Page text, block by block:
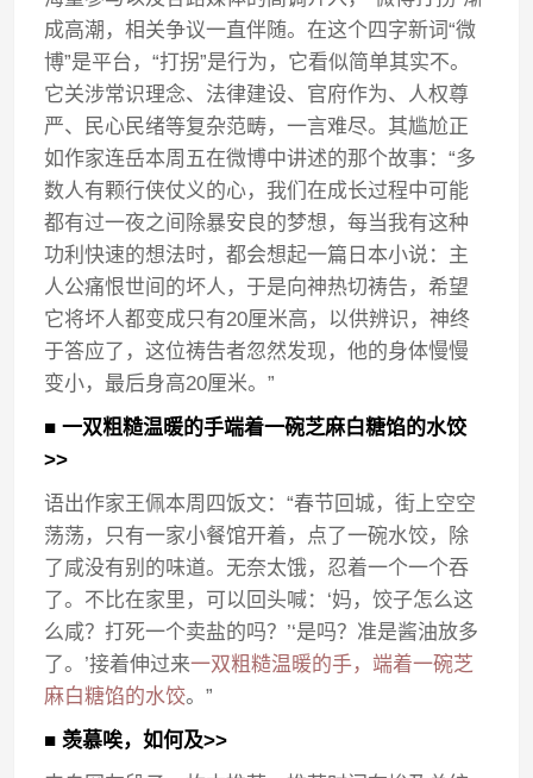
成高潮，相关争议一直伴随。在这个四字新词“微
博”是平台，“打拐”是行为，它看似简单其实不。
它关涉常识理念、法律建设、官府作为、人权尊
严、民心民绪等复杂范畴，一言难尽。其尴尬正
如作家连岳本周五在微博中讲述的那个故事：“多
数人有颗行侠仗义的心，我们在成长过程中可能
都有过一夜之间除暴安良的梦想，每当我有这种
功利快速的想法时，都会想起一篇日本小说：主
人公痛恨世间的坏人，于是向神热切祷告，希望
它将坏人都变成只有20厘米高，以供辨识，神终
于答应了，这位祷告者忽然发现，他的身体慢慢
变小，最后身高20厘米。”
■ 一双粗糙温暖的手端着一碗芝麻白糖馅的水饺
>>
语出作家王佩本周四饭文：“春节回城，街上空空
荡荡，只有一家小餐馆开着，点了一碗水饺，除
了咸没有别的味道。无奈太饿，忍着一个一个吞
了。不比在家里，可以回头喊：‘妈，饺子怎么这
么咸？打死一个卖盐的吗？’‘是吗？准是酱油放多
了。’接着伸过来一双粗糙温暖的手，端着一碗芝
麻白糖馅的水饺。”
■ 羡慕唉，如何及>>